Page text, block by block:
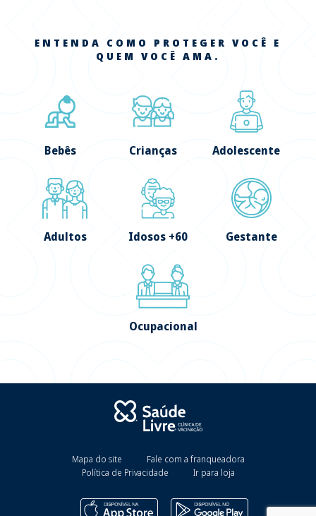
ENTENDA COMO PROTEGER VOCÊ E
QUEM VOCÊ AMA.
Bebês Crianças Adolescente
Adultos Idosos +60 Gestante
Ocupacional
Mapa do site
Fale com a franqueadora
Política de Privacidade
Ir para loja